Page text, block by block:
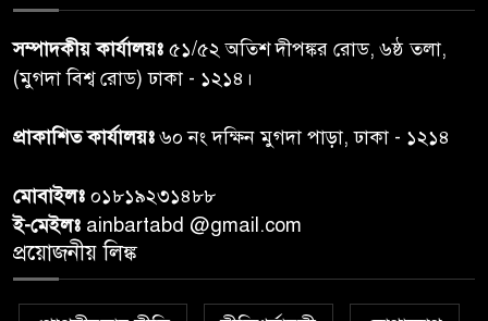
তদন্ত শেষ পর্যায়ে, দ্রুত চার্জশিট
৭
রাতের মধ্যে ঢাকাসহ ১০ অঞ্চলে
ঝড়বৃষ্টির পূর্বাভাস
৮
প্রধানমন্ত্রীর সঙ্গে দেখা করে স্বপ্নপূরণ
উপহার
৯
সম্পাদকীয় কার্যালয়ঃ ৫১/৫২ অতিশ দীপঙ্কর রোড, ৬ষ্ঠ তলা,
(মুগদা বিশ্ব রোড) ঢাকা - ১২১৪।
প্রাকাশিত কার্যালয়ঃ৬০ নং দক্ষিন মুগদা পাড়া, ঢাকা - ১২১৪
মোবাইলঃ ০১৮১৯২৩১৪৮৮
ই-মেইলঃ ainbartabd @gmail.com
প্রয়োজনীয় লিঙ্ক